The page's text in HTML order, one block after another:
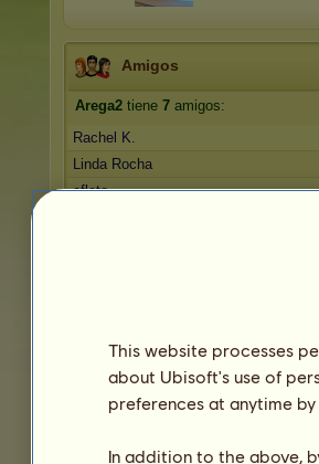
Amigos
Arega2 tiene 7 amigos:
Rachel K.
Linda Rocha
eflete
Trofeos
0 0 15
This website processes
about Ubisoft's use of
preferences at anytime
In addition to the above,